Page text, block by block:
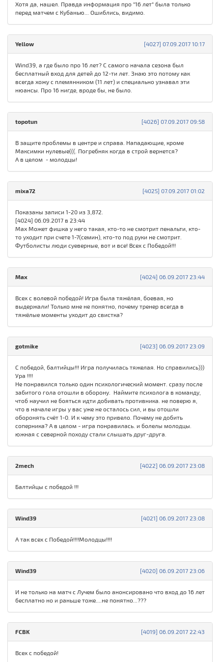
Хотя да, нашел. Правда информация про "16 лет" была только
перед матчем с Кубанью... Ошиблись, видимо.
[4027] 07.09.2017 10:17
Yellow
Wind39, а где было про 16 лет? С самого начала сезона был
бесплатный вход для детей до 12-ти лет. Знаю это потому как
всегда хожу с племянником (11 лет) и специально узнавал эти
нюансы. Про 16 нигде, вроде бы, не было.
[4026] 07.09.2017 09:58
topotun
В защите проблемы в центре и справа. Нападающие, кроме
Максимки нулевые(((. Погребняк когда в строй вернется?
А в целом - молодцы!
[4025] 07.09.2017 01:02
mixa72
Показаны записи 1-20 из 3,872.
[4024] 06.09.2017 в 23:44
Max Может фишка у него такая, кто-то не смотрит пенальти, кто-
то уходит при счете 1-7(семин), кто-то под руки не смотрит.
Футболисты люди суеверные, вот и все! Всех с Победой!!!
[4024] 06.09.2017 23:44
Max
Всех с волевой победой! Игра была тяжёлая, боевая, но
выдержали! Только мне не понятно, почему тренер всегда в
тяжёлые моменты уходит до свистка?
[4023] 06.09.2017 23:09
gotmike
С победой, балтийцы!!! Игра получилась тяжелая. Но справились)))
Ура !!!!
Не понравился только один психологический момент. сразу после
забитого гола отошли в оборону. Наймите психолога в команду,
чтоб научил не бояться идти добивать противника. не поверю я,
что в начале игры у вас уже не осталось сил, и вы отошли
оборонять счёт 1-0. И к чему это привело. Почему не добить
соперника? А в целом - игра понравилась. и болелы молодцы.
южная с северной походу стали слышать друг-друга.
[4022] 06.09.2017 23:08
2mech
Балтийцы с победой !!!
[4021] 06.09.2017 23:08
Wind39
А так всех с Победой!!!!Молодцы!!!!
[4020] 06.09.2017 23:06
Wind39
И не только на матч с Лучем было анонсировано что вход до 16 лет
бесплатно но и раньше тоже....не понятно...???
[4019] 06.09.2017 22:43
FCBK
Всех с победой!